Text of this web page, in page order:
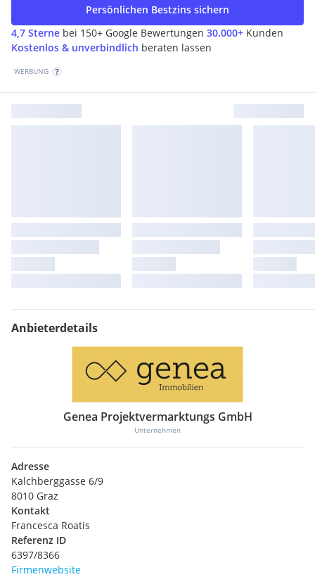
4,7 Sterne bei 150+ Google Bewertungen 30.000+ Kunden
Kostenlos & unverbindlich beraten lassen
Persönlichen Bestzins sichern
WERBUNG
Anbieterdetails
Genea Projektvermarktungs GmbH
Unternehmen
Adresse
Kalchberggasse 6/9
8010 Graz
Kontakt
Francesca Roatis
Referenz ID
6397/8366
Firmenwebsite